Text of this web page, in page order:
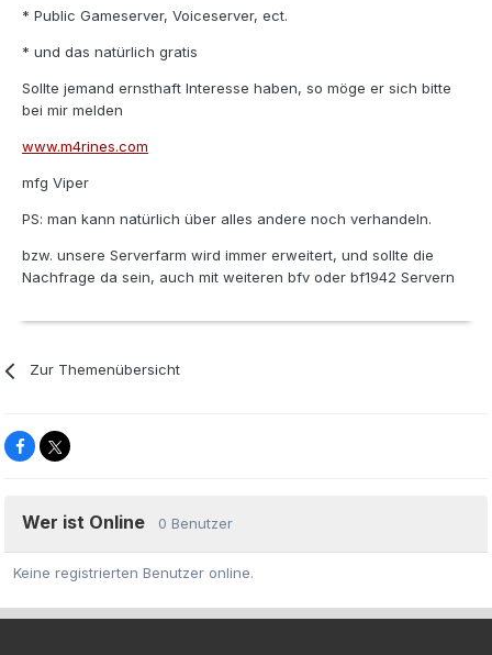
* Public Gameserver, Voiceserver, ect.
* und das natürlich gratis
Sollte jemand ernsthaft Interesse haben, so möge er sich bitte
bei mir melden
www.m4rines.com
mfg Viper
PS: man kann natürlich über alles andere noch verhandeln.
bzw. unsere Serverfarm wird immer erweitert, und sollte die
Nachfrage da sein, auch mit weiteren bfv oder bf1942 Servern
Zur Themenübersicht
Wer ist Online 0 Benutzer
Keine registrierten Benutzer online.